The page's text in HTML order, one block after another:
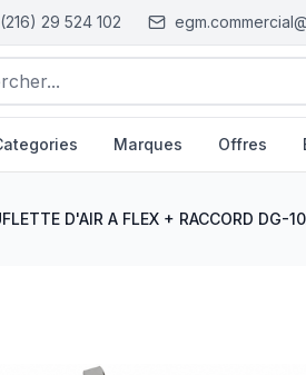
29 524 102
Marques Offres
D'AIR A FLEX + RACCORD DG-